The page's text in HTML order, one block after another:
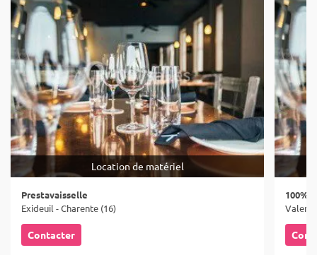
Location de matériel
Prestavaisselle
Exideuil - Charente (16)
Contacter
100%